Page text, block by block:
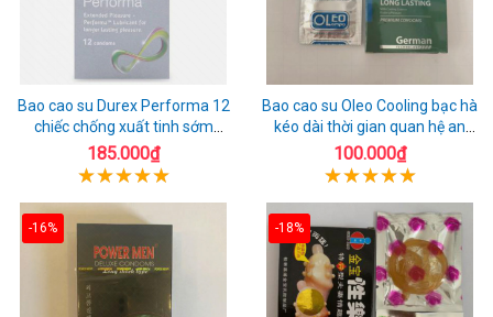
Bao cao su Durex Performa 12
chiếc chống xuất tinh sớm
chuẩn Thái Lan
185.000₫
Bao cao su Oleo Cooling bạc hà
kéo dài thời gian quan hệ an
toàn
100.000₫
-16% -18%